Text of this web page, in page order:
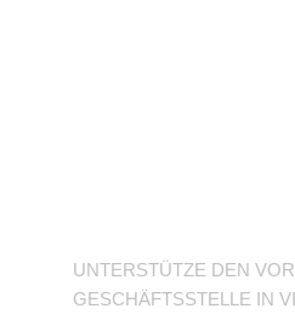
UNTERSTÜTZE DEN
GESCHÄFTSSTELLE IN